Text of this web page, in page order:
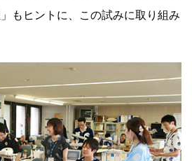
もヒントに、この試みに取り組み